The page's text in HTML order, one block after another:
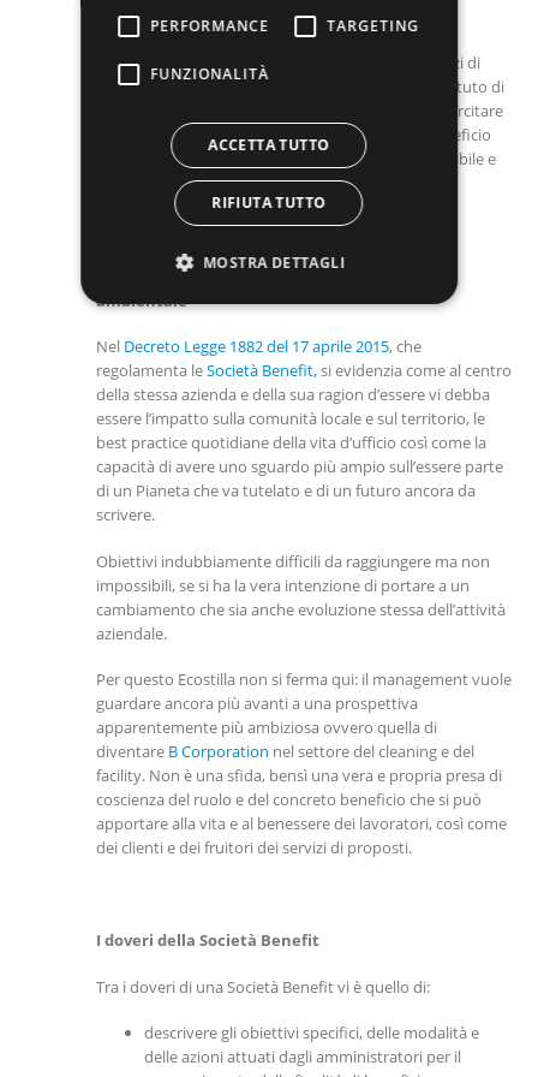
In Ecostilla si è deciso di abbracciare, nell’esempio
quotidiano della propria attività di azienda di servizi di
Facility Management e Data Center Cleaning, lo statuto di
dal giugno 2023. L’obiettivo è di esercitare
un’attività economica, che persegua finalità di beneficio
comune e operando in modo responsabile, sostenibile e
trasparente.
La legislazione e la responsabilità sociale e
ambientale
Nel Decreto Legge 1882 del 17 aprile 2015, che
regolamenta leSocietà Benefit,si evidenzia come al centro
della stessa azienda e della sua ragion d’essere vi debba
essere l’impatto sulla comunità locale e sul territorio, le
best practice quotidiane della vita d’ufficio così come la
capacità di avere uno sguardo più ampio sull’essere parte
di un Pianeta che va tutelato e di un futuro ancora da
scrivere.
Obiettivi indubbiamente difficili da raggiungere ma non
impossibili, se si ha la vera intenzione di portare a un
cambiamento che sia anche evoluzione stessa dell’attività
aziendale.
Per questo Ecostilla non si ferma qui: il management vuole
guardare ancora più avanti a una prospettiva
apparentemente più ambiziosa ovvero quella di
diventare B Corporation nel settore del cleaning e del
facility. Non è una sfida, bensì una vera e propria presa di
coscienza del ruolo e del concreto beneficio che si può
apportare alla vita e al benessere dei lavoratori, così come
dei clienti e dei fruitori dei servizi di proposti.
I doveri della Società Benefit
Tra i doveri di una Società Benefit vi è quello di:
descrivere gli obiettivi specifici, delle modalità e
delle azioni attuati dagli amministratori per il
PERFORMANCE TARGETING
FUNZIONALITÀ
ACCETTA TUTTO
RIFIUTA TUTTO
MOSTRA DETTAGLI